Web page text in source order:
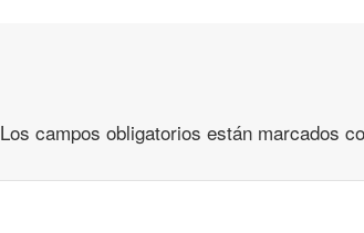
Los campos obligatorios están marcados